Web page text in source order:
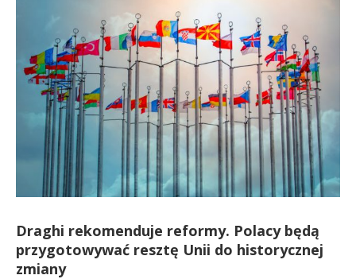
Draghi rekomenduje reformy. Polacy będą
przygotowywać resztę Unii do historycznej
zmiany